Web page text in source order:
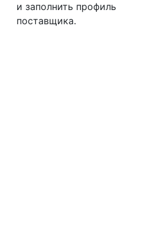
и заполнить профиль
поставщика.